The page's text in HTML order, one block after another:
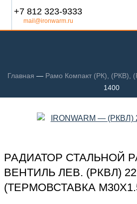
+7 812 323-9333
mail@ironwarm.ru
Главная — Рамо Компакт (РК), (РКВ),
1400
РАДИАТОР СТАЛЬНОЙ
ВЕНТИЛЬ ЛЕВ. (РКВЛ)
(ТЕРМОВСТАВКА